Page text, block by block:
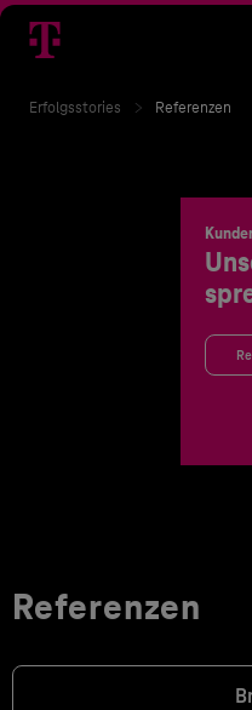
Erfolgsstories Referenzen
Referenzen